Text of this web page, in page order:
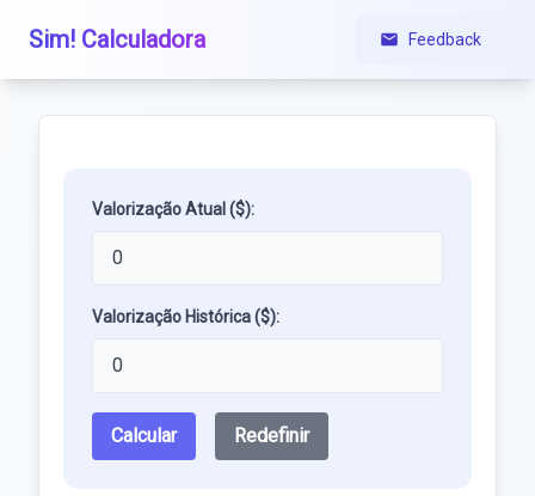
Sim! Calculadora Feedback
Valorização Atual ($):
Valorização Histórica ($):
Calcular Redefinir